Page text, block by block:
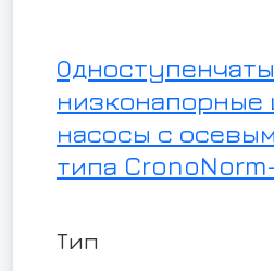
низконапорные
насосы с
типа
Тип